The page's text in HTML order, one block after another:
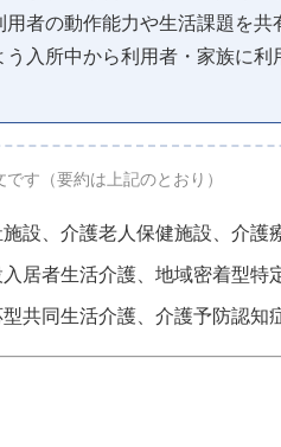
者の動作能力や生活課題を共
う入所中から利用者・家族に
す（要約は上記のとおり）
施設、介護老人保健施設、介
居者生活介護、地域密着型特
共同生活介護、介護予防認知